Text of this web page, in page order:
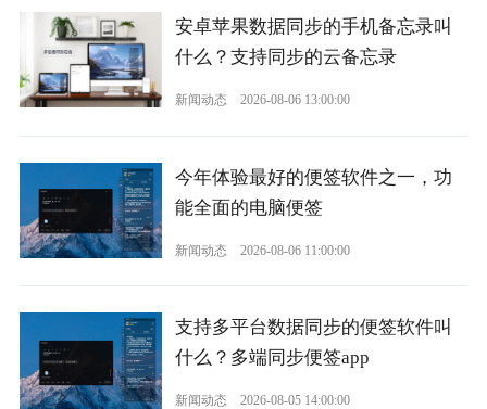
安卓苹果数据同步的手机备忘录叫
什么？支持同步的云备忘录
新闻动态 2026-08-06 13:00:00
今年体验最好的便签软件之一，功
能全面的电脑便签
新闻动态 2026-08-06 11:00:00
支持多平台数据同步的便签软件叫
什么？多端同步便签app
新闻动态 2026-08-05 14:00:00